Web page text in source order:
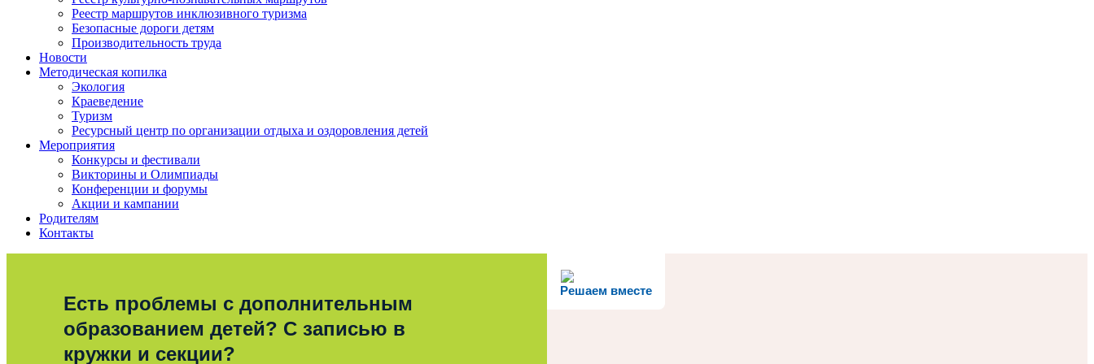
Реестр маршрутов инклюзивного туризма
Безопасные дороги детям
Производительность труда
Новости
Методическая копилка
Экология
Краеведение
Туризм
Ресурсный центр по организации отдыха и оздоровления детей
Мероприятия
Конкурсы и фестивали
Викторины и Олимпиады
Конференции и форумы
Акции и кампании
Родителям
Контакты
Решаем вместе
Есть проблемы с дополнительным
образованием детей? С записью в
кружки и секции?